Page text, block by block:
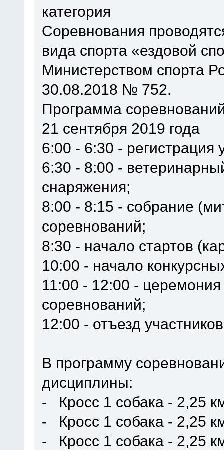
категория
Соревнования
вида спорта «ездовой
Министерством спорта
30.08.2018 № 752.
Программа
21 сентября 2019 года
6:00 - 6:30 - регистрация
6:30 - 8:00 -
снаряжения;
8:00 - 8:15 - собрание
соревнований;
8:30 - начало стартов
10:00 - начало
11:00 - 12:00 -
соревнований;
12:00 - отъезд
В программу
дисциплины:
- Кросс 1 собака - 2,25
- Кросс 1 собака - 2,25
- Кросс 1 собака - 2,25